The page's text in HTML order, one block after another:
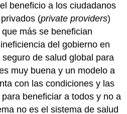
beneficio a los ciudadanos
(private providers)
más se benefician
del gobierno en
de salud global para
muy buena y un modelo a
con las condiciones y las
beneficiar a todos y no a
no es el sistema de salud